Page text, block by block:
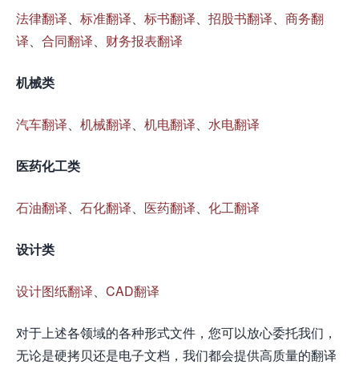
法律翻译 标准翻译 标书翻译 招股书翻译
商务翻
译
合同翻译 财务报表翻译
机械类
汽车翻译 机械翻译 机电翻译 水电翻译
医药化工类
石油翻译 石化翻译 医药翻译 化工翻译
设计类
设计图纸翻译 CAD翻译
对于上述各领域的各种形式文件，您可以放心委托我们，
无论是硬拷贝还是电子文档，我们都会提供高质量的翻译